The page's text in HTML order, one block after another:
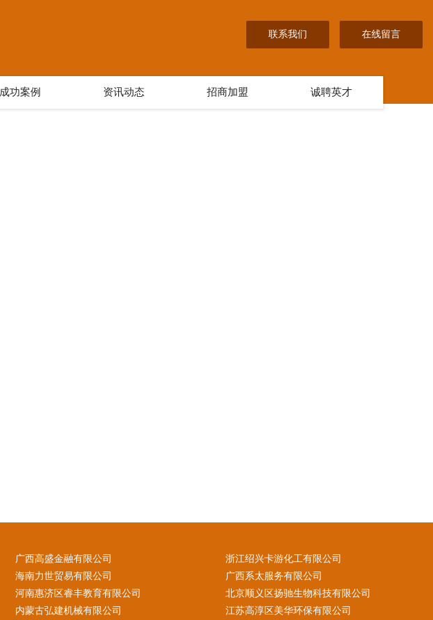
联系我们 在线留言
成功案例 资讯动态 招商加盟 诚聘英才
广西高盛金融有限公司
浙江绍兴卡游化工有限公司
海南力世贸易有限公司
广西系太服务有限公司
河南惠济区睿丰教育有限公司
北京顺义区扬驰生物科技有限公司
内蒙古弘建机械有限公司 江苏高淳区美华环保有限公司